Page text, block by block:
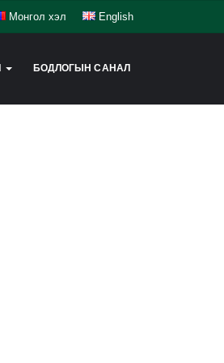
Монгол хэл English
БОДЛОГЫН САНАЛ